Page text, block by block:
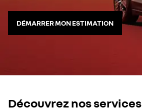
DÉMARRER MON ESTIMATION
Découvrez nos services